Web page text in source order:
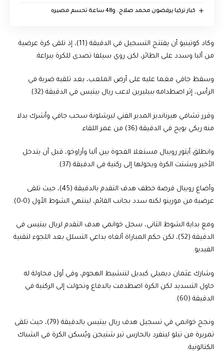
كبار تركيا يرفضون محمد صلاح.. و48 ساعة تحسم مصيره
وكاد كوتينيو أن يفتتح التسجيل في الدقيقة (11)، إذ تلقى كرة عرضية
من ألبا وسدد على الطائر، لكن روي سيلفا تصدى للكرة ببراعة.
وسقط جافي مغما عليه على أرض الملعب، بعد تلقيه ضربة في
الرأس، إثر اصطدامه ببيليرين لاعب ريال بيتيس في الدقيقة (32).
وقرر تشافي هيرنانديز المدير الفني لبرشلونة سحب جافي وأشرك بدلا
منه ريكي بويج في الدقيقة (36) من عمر اللقاء.
وانطلق أيتور رويبال مستغلا الفجوة بين ألبا وأراوخو، قبل أن يتدخل
الأخير ويشتت الكرة ويحولها إلى ركنية في الدقيقة (37).
وأضاع رويبال فرصة خطف هدف التقدم بالدقيقة (45)، حيث تلقى
عرضية من مورينو لكنه سدد بجانب القائم، لينتهي الشوط الأول (0-0).
ومع بداية الشوط الثاني، سجل خوانمي هدف التقدم لريال بيتيس في
الدقيقة (52)، لكن حكم المباراة ألغاه بداعي التسلل بعد اللجوء لتقنية
الفيديو.
وشارك عثمان ديمبلي كبديل لتنشيط الهجوم، وفي أول محاولة له
حاول التسديد لكن الكرة اصطدمت بالدفاع وتحولت إلى الركنية في
الدقيقة (60).
ونجح خوانمي في تسجيل هدف ريال بيتيس بالدقيقة (79)، حيث تلقى
تمريرة من تيلو لينفرد بالحارس تير شتيجن ويُسكن الكرة في الشباك
الكتالونية.